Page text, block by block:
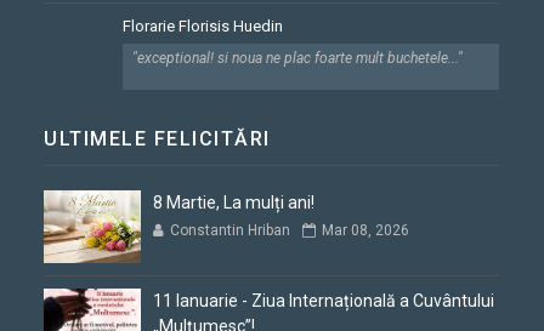
Florarie Florisis Huedin
"exceptional! si noua ne plac foarte mult buchetele..."
ULTIMELE FELICITĂRI
8 Martie, La mulți ani!
Constantin Hriban Mar 08, 2026
11 Ianuarie - Ziua Internațională a Cuvântului
„Mulțumesc”!